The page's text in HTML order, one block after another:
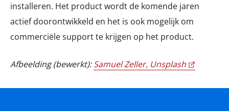
installeren. Het product wordt de komende jaren
actief doorontwikkeld en het is ook mogelijk om
commerciële support te krijgen op het product.
Afbeelding (bewerkt):Samuel Zeller, Unsplash